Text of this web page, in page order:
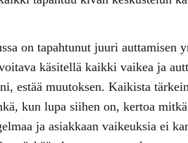
on tapahtunut juuri auttamisen
käsitellä kaikki vaikea ja
estää muutoksen. Kaikista
kun lupa siihen on, kertoa
ja asiakkaan vaikeuksia ei